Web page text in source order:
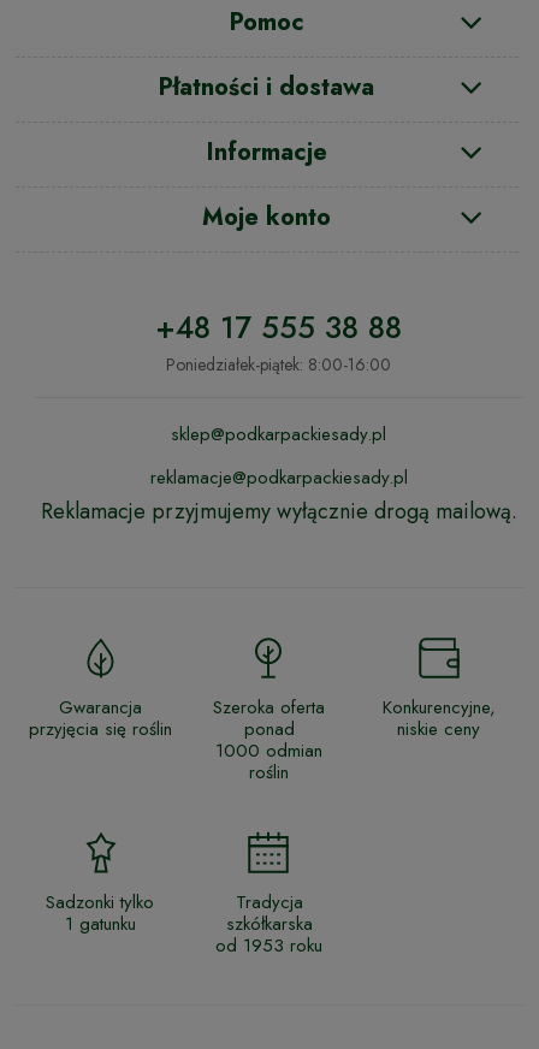
Pomoc
Płatności i dostawa
Informacje
Moje konto
+48 17 555 38 88
Poniedziałek-piątek: 8:00-16:00
sklep@podkarpackiesady.pl
reklamacje@podkarpackiesady.pl
Reklamacje przyjmujemy wyłącznie drogą mailową.
Gwarancja
przyjęcia się roślin
Szeroka oferta
ponad
1000 odmian
roślin
Konkurencyjne,
niskie ceny
Sadzonki tylko
1 gatunku
Tradycja
szkółkarska
od 1953 roku